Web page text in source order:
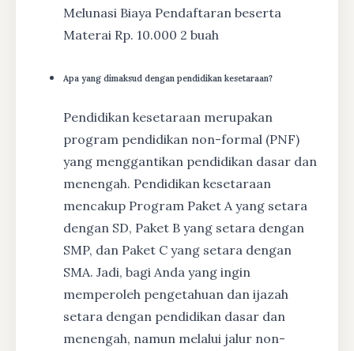
Melunasi Biaya Pendaftaran beserta
Materai Rp. 10.000 2 buah
Apa yang dimaksud dengan pendidikan kesetaraan?
Pendidikan kesetaraan merupakan
program pendidikan non-formal (PNF)
yang menggantikan pendidikan dasar dan
menengah. Pendidikan kesetaraan
mencakup Program Paket A yang setara
dengan SD, Paket B yang setara dengan
SMP, dan Paket C yang setara dengan
SMA. Jadi, bagi Anda yang ingin
memperoleh pengetahuan dan ijazah
setara dengan pendidikan dasar dan
menengah, namun melalui jalur non-